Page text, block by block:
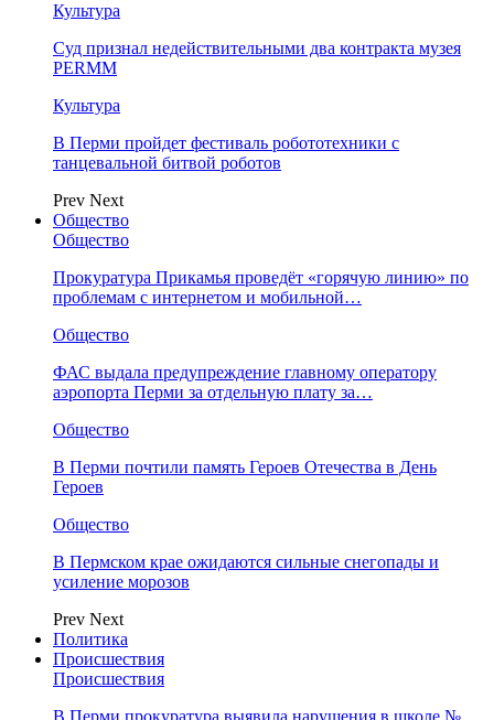
Культура
Суд признал недействительными два контракта музея
PERMM
Культура
В Перми пройдет фестиваль робототехники с
танцевальной битвой роботов
Prev Next
Общество
Общество
Прокуратура Прикамья проведёт «горячую линию» по
проблемам с интернетом и мобильной…
Общество
ФАС выдала предупреждение главному оператору
аэропорта Перми за отдельную плату за…
Общество
В Перми почтили память Героев Отечества в День
Героев
Общество
В Пермском крае ожидаются сильные снегопады и
усиление морозов
Prev Next
Политика
Происшествия
Происшествия
В Перми прокуратура выявила нарушения в школе №